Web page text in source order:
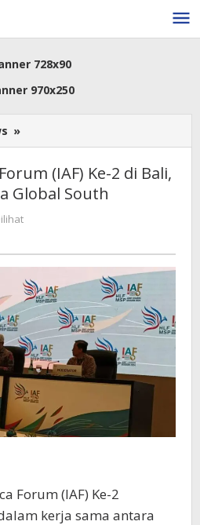
»
Africa
(IAF)
Ke-
Kerja
Sama
Global
South
(IAF) Ke-2 di Bali,
Global South
Forum (IAF) Ke-2
kerja sama antara